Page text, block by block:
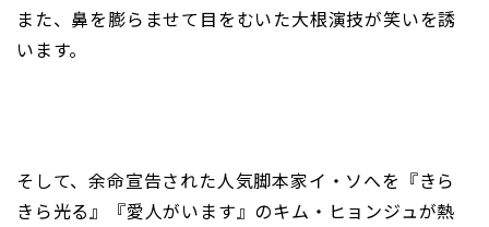
また、鼻を膨らませて目をむいた大根演技が笑いを誘
います。
そして、余命宣告された人気脚本家イ・ソへを『きら
きら光る』『愛人がいます』のキム・ヒョンジュが熱